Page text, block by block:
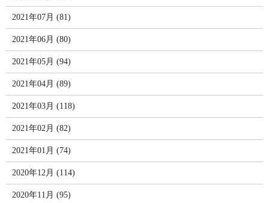
2021年07月 (81)
2021年06月 (80)
2021年05月 (94)
2021年04月 (89)
2021年03月 (118)
2021年02月 (82)
2021年01月 (74)
2020年12月 (114)
2020年11月 (95)